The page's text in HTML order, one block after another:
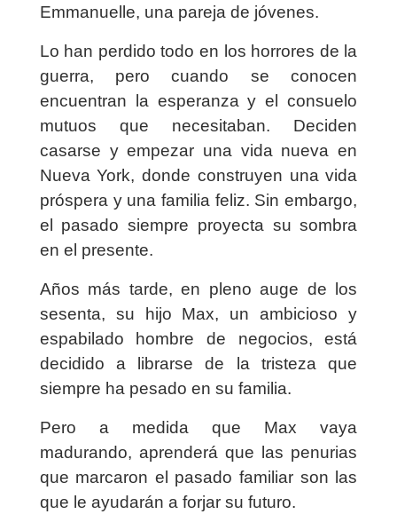
Emmanuelle, una pareja de jóvenes.
Lo han perdido todo en los horrores de la
guerra, pero cuando se conocen
encuentran la esperanza y el consuelo
mutuos que necesitaban. Deciden
casarse y empezar una vida nueva en
Nueva York, donde construyen una vida
próspera y una familia feliz. Sin embargo,
el pasado siempre proyecta su sombra
en el presente.
Años más tarde, en pleno auge de los
sesenta, su hijo Max, un ambicioso y
espabilado hombre de negocios, está
decidido a librarse de la tristeza que
siempre ha pesado en su familia.
Pero a medida que Max vaya
madurando, aprenderá que las penurias
que marcaron el pasado familiar son las
que le ayudarán a forjar su futuro.